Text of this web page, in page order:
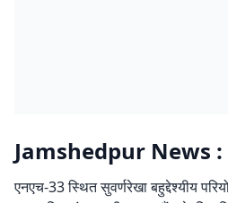
Jamshedpur News :
एनएच-33 स्थित सुवर्णरेखा बहुद्देश्यीय